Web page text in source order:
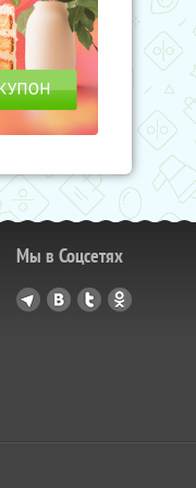
Мы в Соцсетях